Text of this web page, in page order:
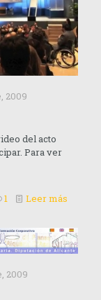
2009
del acto
Para ver
1 Leer más
2009